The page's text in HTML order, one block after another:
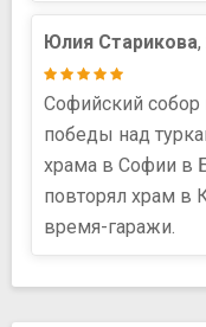
Юлия Старикова
Софийский
победы над
храма в Софии в
повторял храм в
время-гаражи.